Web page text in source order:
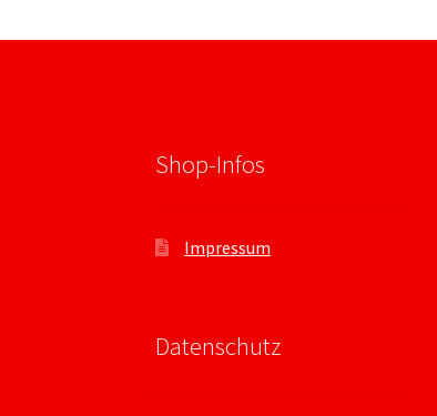
Shop-Infos
Impressum
Datenschutz